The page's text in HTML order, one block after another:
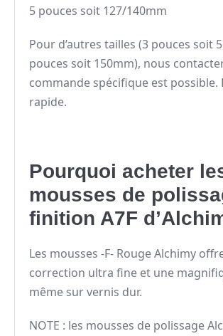
5 pouces soit 127/140mm
Pour d’autres tailles (3 pouces soit
pouces soit 150mm), nous
commande spécifique est possible.
rapide.
Pourquoi acheter
mousses de
finition A7F
Les mousses -F- Rouge Alchimy
correction ultra fine et une
même sur vernis dur.
NOTE : les mousses de polissage